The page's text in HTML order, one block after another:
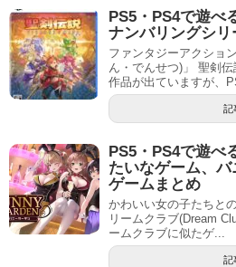
PS5・PS4で遊べ
ナンバリングシ
ファンタジーアクショ
ん・でんせつ)」 聖剣
作品が出ていますが、
記
PS5・PS4で遊べ
たいなゲーム、
ゲームまとめ
かわいい女の子たちと
リームクラブ(Dream
ームクラブに似たゲ...
記